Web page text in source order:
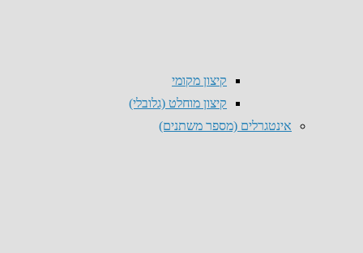
קיצון מקומי
קיצון מוחלט (גלובלי)
אינטגרלים (מספר משתנים)